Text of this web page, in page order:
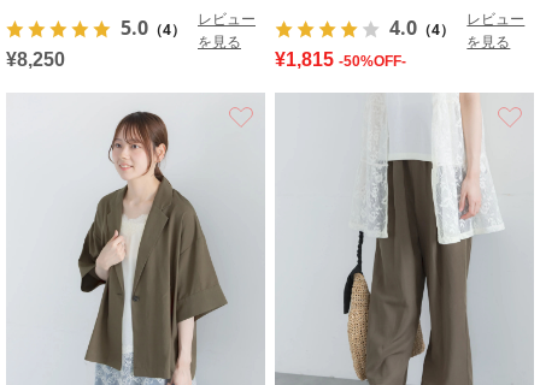
5.0 （4）
レビュー
を見る
¥8,250
4.0 （4）
レビュー
を見る
¥1,815 -50%OFF-